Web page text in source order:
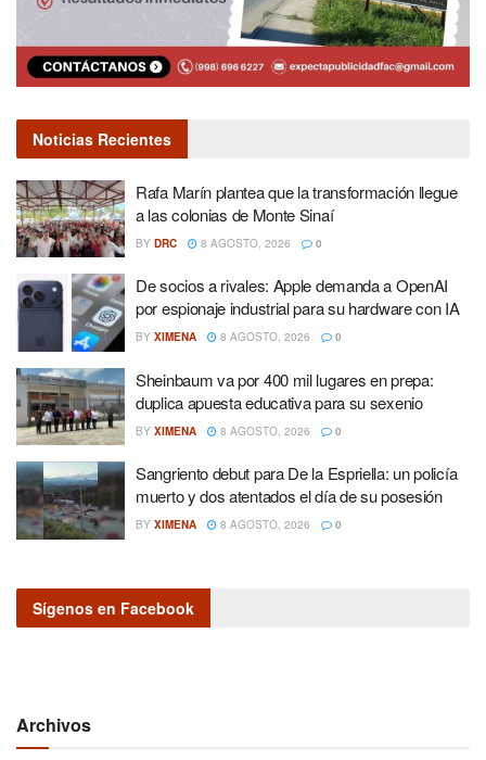
Noticias Recientes
Rafa Marín plantea que la transformación llegue
a las colonias de Monte Sinaí
BY DRC 8 AGOSTO, 2026 0
De socios a rivales: Apple demanda a OpenAI
por espionaje industrial para su hardware con IA
BY XIMENA 8 AGOSTO, 2026 0
Sheinbaum va por 400 mil lugares en prepa:
duplica apuesta educativa para su sexenio
BY XIMENA 8 AGOSTO, 2026 0
Sangriento debut para De la Espriella: un policía
muerto y dos atentados el día de su posesión
BY XIMENA 8 AGOSTO, 2026 0
Sígenos en Facebook
Archivos